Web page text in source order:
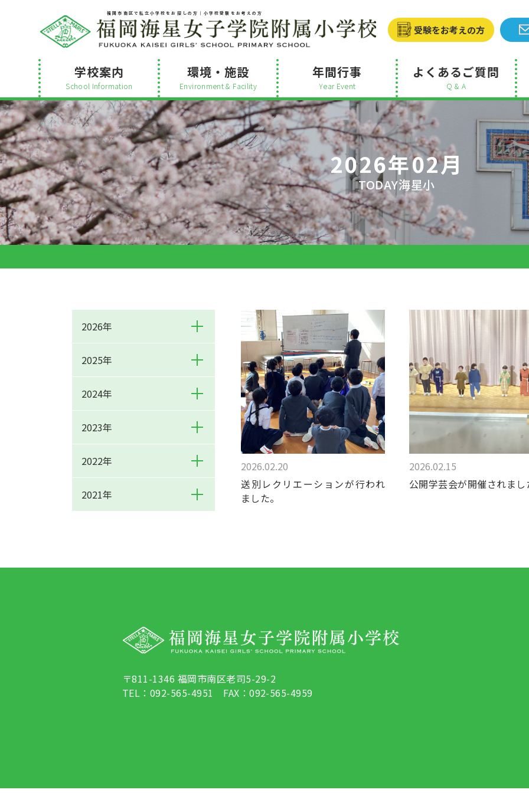
福岡市南区で私立小学校をお探しの方│小学校受験をお考えの方
受験をお考えの方
学校案内
School Information
環境・施設
Environment & Facility
年間行事
Year Event
よくあるご質問
Q & A
2026年02月
TODAY海星小
2026.02.20
送別レクリエーションが行われ
ました。
2026.02.15
公開学芸会が開催されまし
2026年
2025年
2024年
2023年
2022年
2021年
〒811-1346 福岡市南区老司5-29-2
TEL：092-565-4951 FAX：092-565-4959